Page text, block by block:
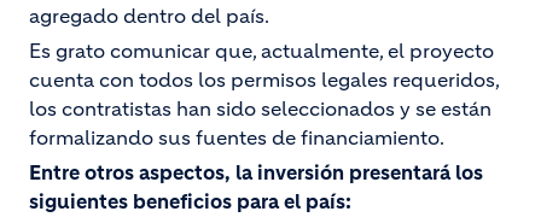
agregado dentro del país.
Es grato comunicar que, actualmente, el proyecto
cuenta con todos los permisos legales requeridos,
los contratistas han sido seleccionados y se están
formalizando sus fuentes de financiamiento.
Entre otros aspectos, la inversión presentará los
siguientes beneficios para el país: